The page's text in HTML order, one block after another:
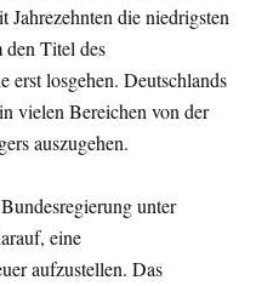
die niedrigsten
Titel des
erst losgehen. Deutschlands
vielen Bereichen von der
auszugehen.
unter
eine
aufzustellen. Das